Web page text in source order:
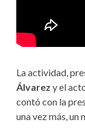
La actividad,
Álvarez y el
contó con la
una vez más,